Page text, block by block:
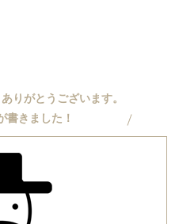
りがとうございます。
書きました！